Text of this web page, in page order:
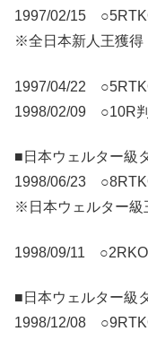
1997/02/15
※全日本新人王獲得
1997/04/22
1998/02/09 ○10R
■日本ウェルター級
1998/06/23
※日本ウェルター級
1998/09/11
■日本ウェルター級
1998/12/08